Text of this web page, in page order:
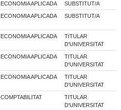
ECONOMIA APLICADA SUBSTITUT/A
ECONOMIA APLICADA SUBSTITUT/A
ECONOMIA APLICADA
TITULAR
D'UNIVERSITAT
ECONOMIA APLICADA
TITULAR
D'UNIVERSITAT
ECONOMIA APLICADA
TITULAR
D'UNIVERSITAT
COMPTABILITAT
TITULAR
D'UNIVERSITAT